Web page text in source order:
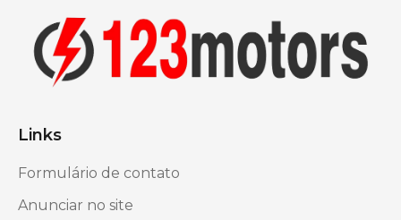
Links
Formulário de contato
Anunciar no site